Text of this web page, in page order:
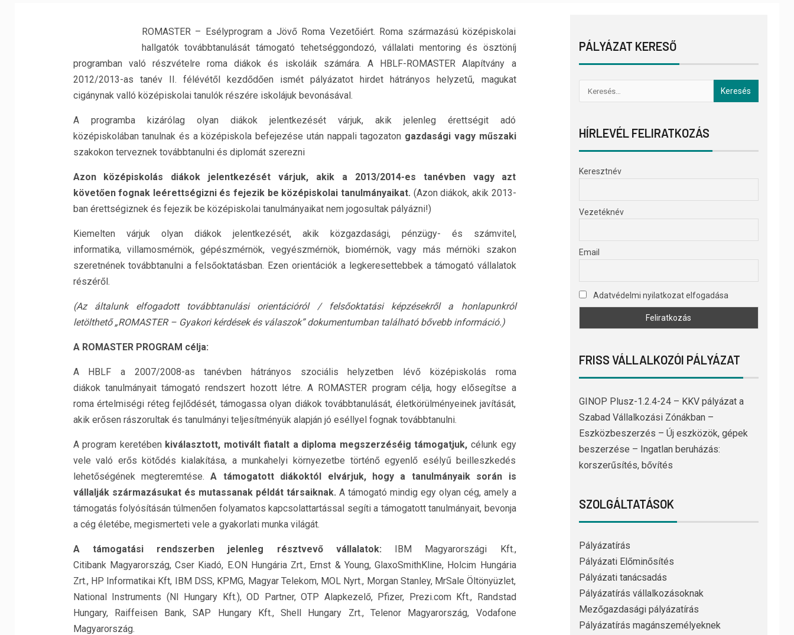
ROMASTER – Esélyprogram a Jövő Roma Vezetőiért. Roma származású középiskolai
hallgatók továbbtanulását támogató tehetséggondozó, vállalati mentoring és ösztöníj
programban való részvételre roma diákok és iskoláik számára. A HBLF-ROMASTER Alapítvány a
2012/2013-as tanév II. félévétől kezdődően ismét pályázatot hirdet hátrányos helyzetű, magukat
cigánynak valló középiskolai tanulók részére iskolájuk bevonásával.
A programba kizárólag olyan diákok jelentkezését várjuk, akik jelenleg érettségit adó
középiskolában tanulnak és a középiskola befejezése után nappali tagozaton gazdasági vagy műszaki
szakokon terveznek továbbtanulni és diplomát szerezni
Azon középiskolás diákok jelentkezését várjuk, akik a 2013/2014-es tanévben vagy azt
követőenfognak leérettségizni és fejezik be középiskolai tanulmányaikat. (Azon diákok, akik 2013-
ban érettségiznek és fejezik be középiskolai tanulmányaikat nem jogosultak pályázni!)
Kiemelten várjuk olyan diákok jelentkezését, akik közgazdasági, pénzügy- és számvitel,
informatika, villamosmérnök, gépészmérnök, vegyészmérnök, biomérnök, vagy más mérnöki szakon
szeretnének továbbtanulni a felsőoktatásban. Ezen orientációk a legkeresettebbek a támogató vállalatok
részéről.
(Az általunk elfogadott továbbtanulási orientációról / felsőoktatási képzésekről a honlapunkról
letölthető„ROMASTER – Gyakori kérdések és válaszok” dokumentumban található bővebb információ.)
A ROMASTER PROGRAM célja:
A HBLF a 2007/2008-as tanévben hátrányos szociális helyzetben lévő középiskolás roma
diákok tanulmányait támogató rendszert hozott létre. A ROMASTER program célja, hogy elősegítse a
roma értelmiségi réteg fejlődését, támogassa olyan diákok továbbtanulását, életkörülményeinek javítását,
akik erősen rászorultak és tanulmányi teljesítményük alapján jó eséllyel fognak továbbtanulni.
A program keretében kiválasztott, motivált fiatalt a diploma megszerzéséig támogatjuk, célunk egy
vele való erős kötődés kialakítása, a munkahelyi környezetbe történő egyenlő esélyű beilleszkedés
lehetőségének megteremtése.A támogatott diákoktól elvárjuk, hogy a tanulmányaik során is
vállalják származásukat és mutassanak példát társaiknak. A támogató mindig egy olyan cég, amely a
támogatás folyósításán túlmenően folyamatos kapcsolattartással segíti a támogatott tanulmányait, bevonja
a cég életébe, megismerteti vele a gyakorlati munka világát.
A támogatási rendszerben jelenleg résztvevő vállalatok: IBM Magyarországi Kft.,
Citibank Magyarország, Cser Kiadó, E.ON Hungária Zrt., Ernst & Young, GlaxoSmithKline, Holcim Hungária
Zrt., HP Informatikai Kft, IBM DSS, KPMG, Magyar Telekom, MOL Nyrt., Morgan Stanley, MrSale Öltönyüzlet,
National Instruments (NI Hungary Kft.), OD Partner, OTP Alapkezelő, Pfizer, Prezi.com Kft., Randstad
Hungary, Raiffeisen Bank, SAP Hungary Kft., Shell Hungary Zrt., Telenor Magyarország, Vodafone
Magyarország.
PÁLYÁZAT KERESŐ
HÍRLEVÉL FELIRATKOZÁS
Keresztnév
Vezetéknév
Email
Adatvédelmi nyilatkozat elfogadása
FRISS VÁLLALKOZÓI PÁLYÁZAT
GINOP Plusz-1.2.4-24 – KKV pályázat a
Szabad Vállalkozási Zónákban –
Eszközbeszerzés – Új eszközök, gépek
beszerzése – Ingatlan beruházás:
korszerűsítés, bővítés
SZOLGÁLTATÁSOK
Pályázatírás
Pályázati Előminősítés
Pályázati tanácsadás
Pályázatírás vállalkozásoknak
Mezőgazdasági pályázatírás
Pályázatírás magánszemélyeknek